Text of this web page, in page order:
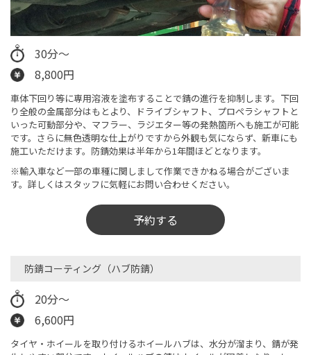
30分～
8,800円
車体下回り等に専用溶液を塗布することで錆の進行を抑制します。下回
り全般の金属部分はもとより、ドライブシャフト、プロペラシャフトと
いった可動部分や、マフラー、ラジエター等の発熱箇所へも施工が可能
です。さらに無色透明な仕上がりですから外観も気にならず、新車にも
施工いただけます。防錆効果は半年から1年間ほどとなります。
※輸入車など一部の車種に関しまして作業できかねる場合がございま
す。詳しくはスタッフに気軽にお問い合わせください。
予約する
防錆コーティング（ハブ防錆）​
20分～
6,600円
タイヤ・ホイールを取り付けるホイールハブは、水分が溜まり、錆が発